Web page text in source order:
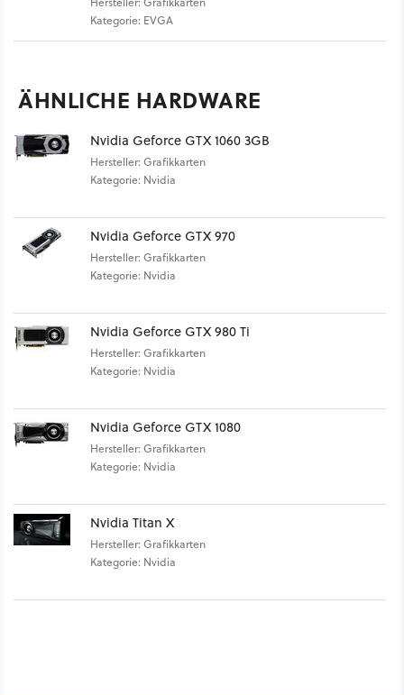
Kategorie: EVGA
ÄHNLICHE HARDWARE
Nvidia Geforce GTX 1060 3GB
Hersteller: Grafikkarten
Kategorie: Nvidia
Nvidia Geforce GTX 970
Hersteller: Grafikkarten
Kategorie: Nvidia
Nvidia Geforce GTX 980 Ti
Hersteller: Grafikkarten
Kategorie: Nvidia
Nvidia Geforce GTX 1080
Hersteller: Grafikkarten
Kategorie: Nvidia
Nvidia Titan X
Hersteller: Grafikkarten
Kategorie: Nvidia